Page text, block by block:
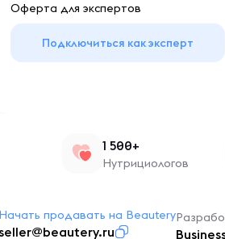
Оферта для экспертов
Подключиться как эксперт
1 500+
Нутрициологов
Начать продавать на Beautery